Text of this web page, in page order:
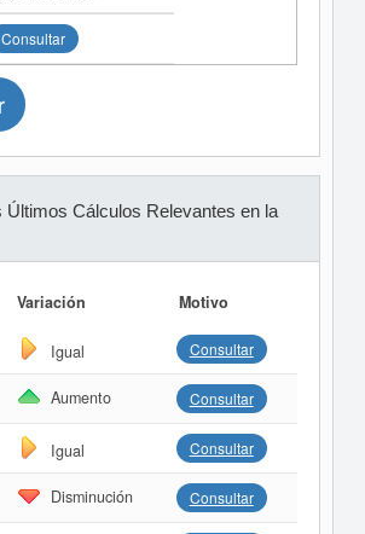
Consultar
Últimos Cálculos Relevantes en la
Variación Motivo
Igual Consultar
Aumento Consultar
Igual Consultar
Disminución Consultar